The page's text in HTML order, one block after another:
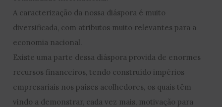
A caracterização da nossa diáspora é muito
diversificada, com atributos muito relevantes para a
economia nacional.
Existe uma parte dessa diáspora provida de enormes
recursos financeiros, tendo construído impérios
empresariais nos países acolhedores, os quais têm
vindo a demonstrar, cada vez mais, motivação para